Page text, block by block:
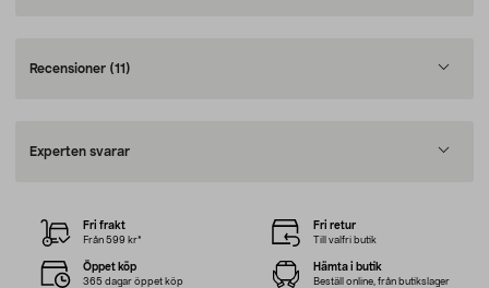
Recensioner (11)
Experten svarar
Fri frakt
Från 599 kr*
Fri retur
Till valfri butik
Öppet köp
365 dagar öppet köp
Hämta i butik
Beställ online, från butikslager